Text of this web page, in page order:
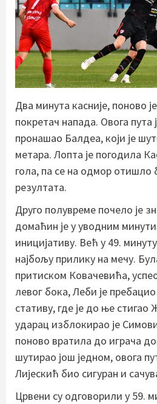
Два минута касније, поново
покретач напада. Овога пута
пронашао Балдеа, који је
метара. Лопта је погодила
гола, па се на одмор отишло
резултата.
Друго полувреме почело је
домаћин је у уводним
иницијативу. Већ у 49.
најбољу прилику на мечу.
притиском Ковачевића,
левог бока, Леби је
стативу, где је до ње стигао
ударац изблокирао је
поново вратила до играча
шутирао још једном, овога
Лијескић био сигуран и
Црвени су одговорили у 59.